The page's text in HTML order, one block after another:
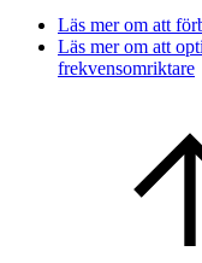
Läs mer om att
Läs mer om att
frekvensomriktare